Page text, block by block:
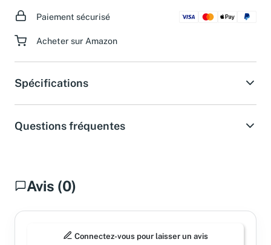
Paiement sécurisé
Acheter sur Amazon
Spécifications
Questions fréquentes
Avis (0)
Connectez-vous pour laisser un avis